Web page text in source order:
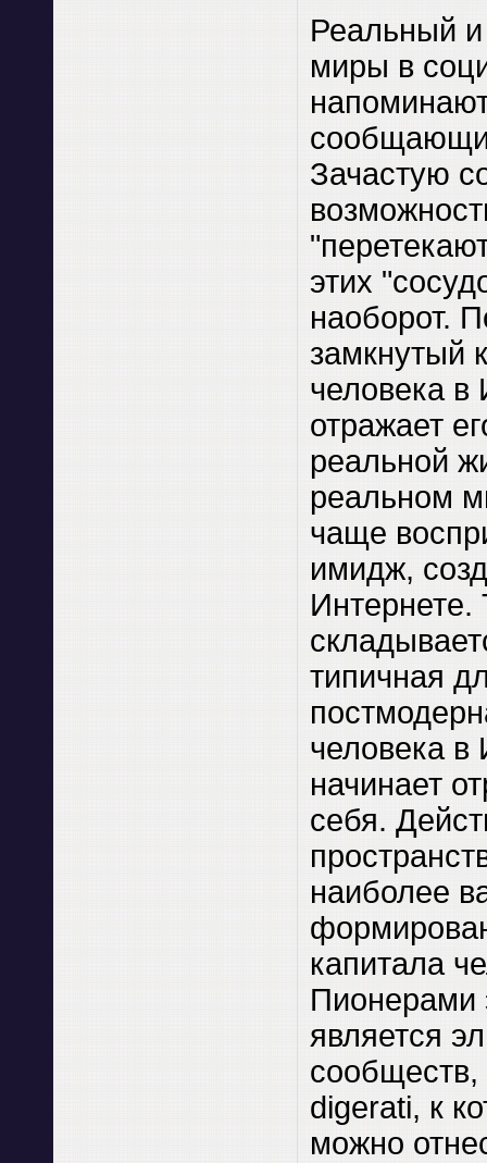
Реальный
миры в
Зачастую
этих
наоборот.
замкнутый
человека в
отражает
реальной
реальном
чаще
имидж,
типичная
человека в
начинает
себя.
наиболее
капитала
Пионерами
является
digerati, к
можно